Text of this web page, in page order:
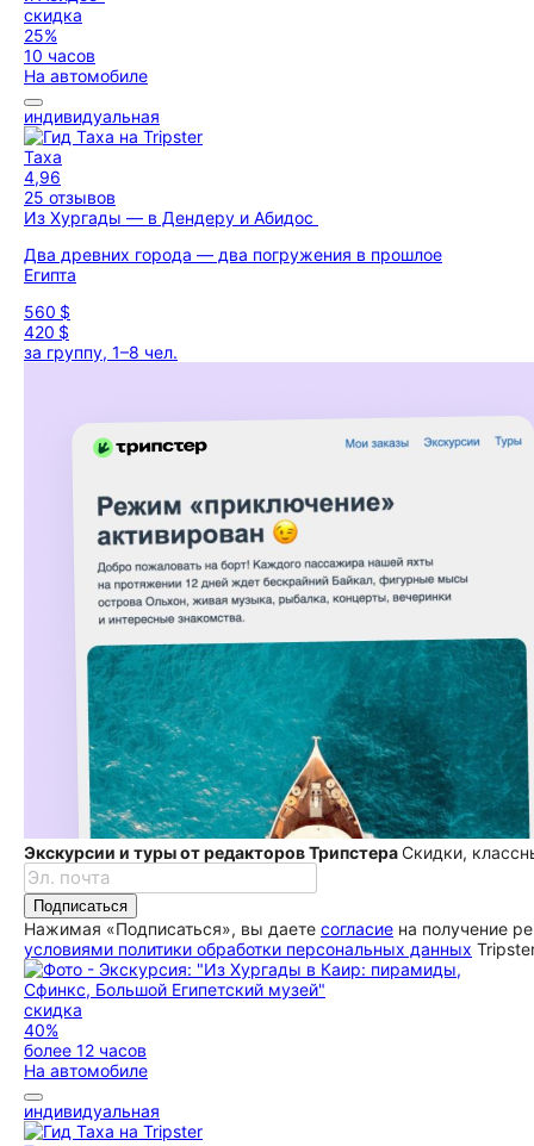
скидка
25%
10 часов
На автомобиле
индивидуальная
Таха
4,96
25 отзывов
Из Хургады — в Дендеру и Абидос
Два древних города — два погружения в прошлое
Египта
560 $
420 $
за группу, 1–8 чел.
Экскурсии и туры от редакторов ТрипстераСкидки,
Подписаться
Нажимая «Подписаться», вы даете согласие на получение
условиями политики обработки персональных данных
скидка
40%
более 12 часов
На автомобиле
индивидуальная